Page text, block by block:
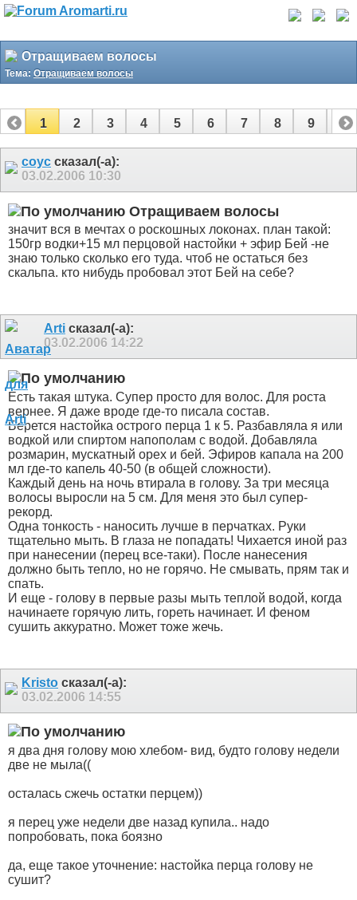
Отращиваем волосы
Тема: Отращиваем волосы
1 2 3 4 5 6 7 8 9 10
13
соус сказал(-а):
03.02.2006 10:30
Отращиваем волосы
значит вся в мечтах о роскошных локонах. план такой:
150гр водки+15 мл перцовой настойки + эфир Бей -не
знаю только сколько его туда. чтоб не остаться без
скальпа. кто нибудь пробовал этот Бей на себе?
Arti сказал(-а):
03.02.2006 14:22
Есть такая штука. Супер просто для волос. Для роста
вернее. Я даже вроде где-то писала состав.
Берется настойка острого перца 1 к 5. Разбавляла я или
водкой или спиртом напополам с водой. Добавляла
розмарин, мускатный орех и бей. Эфиров капала на 200
мл где-то капель 40-50 (в общей сложности).
Каждый день на ночь втирала в голову. За три месяца
волосы выросли на 5 см. Для меня это был супер-
рекорд.
Одна тонкость - наносить лучше в перчатках. Руки
тщательно мыть. В глаза не попадать! Чихается иной раз
при нанесении (перец все-таки). После нанесения
должно быть тепло, но не горячо. Не смывать, прям так и
спать.
И еще - голову в первые разы мыть теплой водой, когда
начинаете горячую лить, гореть начинает. И феном
сушить аккуратно. Может тоже жечь.
Kristo сказал(-а):
03.02.2006 14:55
я два дня голову мою хлебом- вид, будто голову недели
две не мыла((
осталась сжечь остатки перцем))
я перец уже недели две назад купила.. надо
попробовать, пока боязно
да, еще такое уточнение: настойка перца голову не
сушит?